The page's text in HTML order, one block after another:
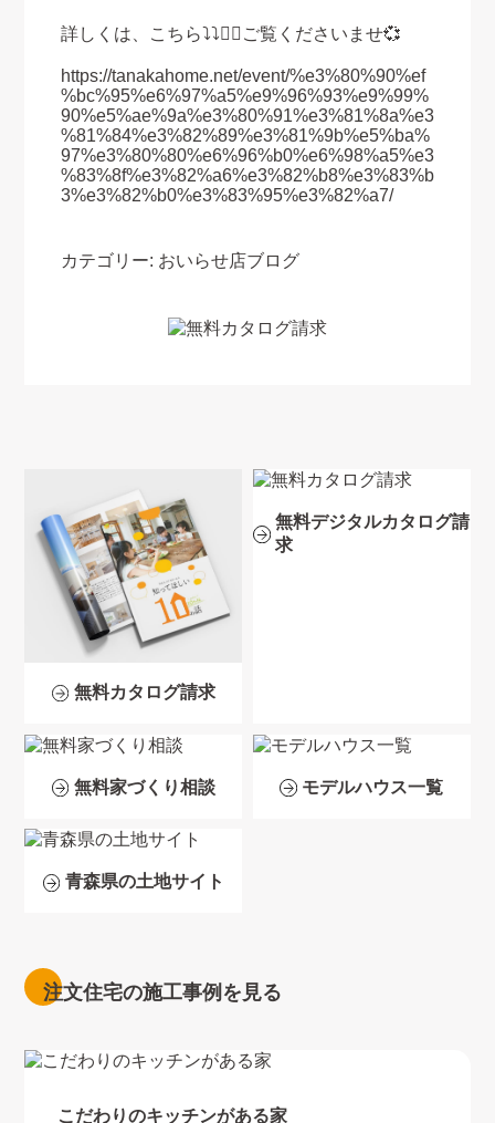
無料カタログ請求
無料デジタルカタログ請
求
無料家づくり相談 モデルハウス一覧
青森県の土地サイト
詳しくは、こちら⤵︎⤵︎💁‍♀️ご覧くださいませ💞
https://tanakahome.net/event/%e3%80%90%ef
%bc%95%e6%97%a5%e9%96%93%e9%99%
90%e5%ae%9a%e3%80%91%e3%81%8a%e3
%81%84%e3%82%89%e3%81%9b%e5%ba%
97%e3%80%80%e6%96%b0%e6%98%a5%e3
%83%8f%e3%82%a6%e3%82%b8%e3%83%b
3%e3%82%b0%e3%83%95%e3%82%a7/
カテゴリー: おいらせ店ブログ
注文住宅の施工事例を見る
こだわりのキッチンがある家